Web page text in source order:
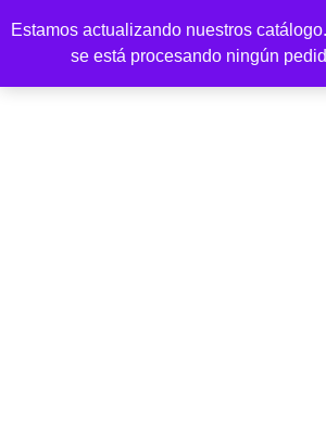
Estamos actualizando nuestros
se está procesando ningún